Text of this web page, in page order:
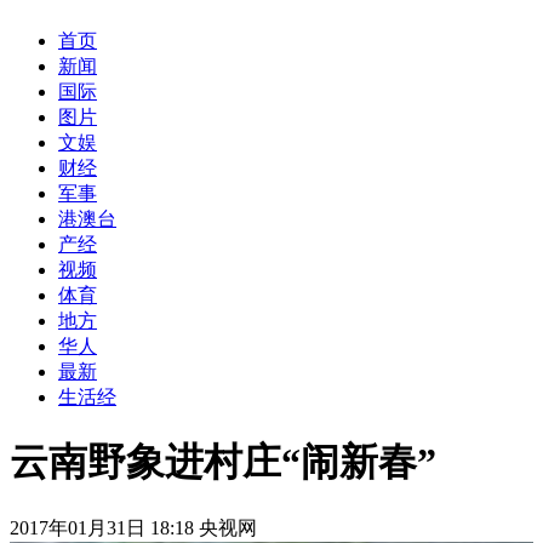
首页
新闻
国际
图片
文娱
财经
军事
港澳台
产经
视频
体育
地方
华人
最新
生活经
云南野象进村庄“闹新春”
2017年01月31日 18:18 央视网